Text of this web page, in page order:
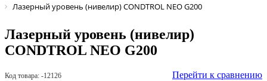
Лазерный уровень (нивелир) CONDTROL NEO G200
Лазерный уровень (нивелир)
CONDTROL NEO G200
Код товара: -12126 Перейти к сравнению